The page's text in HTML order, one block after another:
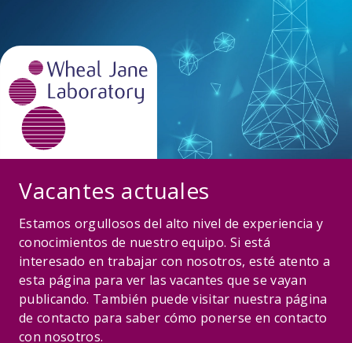
Vacantes actuales
Estamos orgullosos del alto nivel de experiencia y
conocimientos de nuestro equipo. Si está
interesado en trabajar con nosotros, esté atento a
esta página para ver las vacantes que se vayan
publicando. También puede visitar nuestra página
de contacto para saber cómo ponerse en contacto
con nosotros.